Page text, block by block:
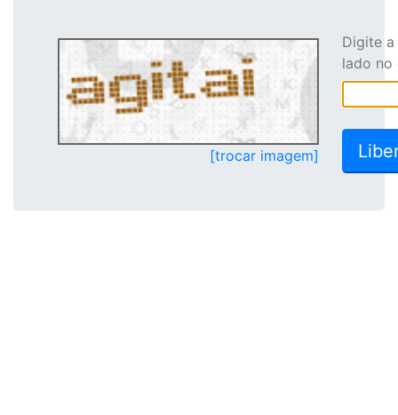
[trocar imagem]
Digite
lado no